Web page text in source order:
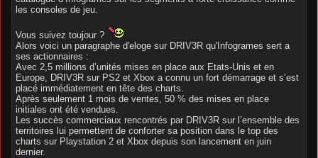
les consoles de jeu.
Vous suivez toujour ?
Alors voici un paragraphe d'eloge sur DRIV3R qu'Infogrames sert a
ses actionnaires :
Avec 2,5 millions d’unités mises en place aux Etats-Unis et en
Europe, DRIV3R sur PS2 et Xbox a connu un fort démarrage et s’est
placé immédiatement en tête des charts.
Après seulement 1 mois de ventes, 50 % des mises en place
initiales ont été vendues.
Les succès commerciaux rencontrés par DRIV3R sur l’ensemble des
territoires lui permettent de conforter sa position dans le top des
charts sur Playstation 2 et Xbox depuis son lancement en juin
dernier.